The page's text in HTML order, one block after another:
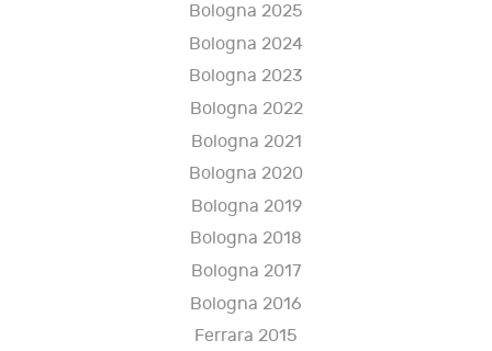
Bologna 2025
Bologna 2024
Bologna 2023
Bologna 2022
Bologna 2021
Bologna 2020
Bologna 2019
Bologna 2018
Bologna 2017
Bologna 2016
Ferrara 2015